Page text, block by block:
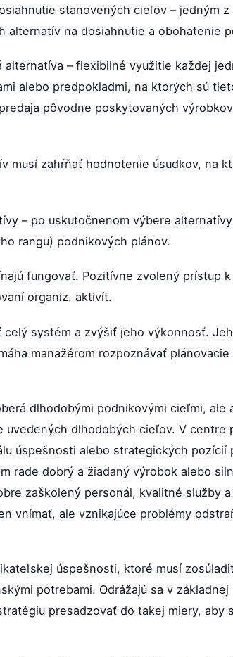
stanovených cieľov – jedným
alternatív na dosiahnutie a obohatenie
– flexibilné využitie každej
alebo predpokladmi, na ktorých sú
pôvodne poskytovaných
musí zahŕňať hodnotenie úsudkov, na
– po uskutočnenom výbere
rangu) podnikových plánov.
fungovať. Pozitívne zvolený prístup
organiz. aktivít.
celý systém a zvýšiť jeho výkonnosť.
manažérom rozpoznávať
dlhodobými podnikovými cieľmi, ale
dlhodobých cieľov. V centre
úspešnosti alebo strategických pozícií
rade dobrý a žiadaný výrobok alebo
zaškolený personál, kvalitné služby
vnímať, ale vznikajúce problémy
úspešnosti, ktoré musí
potrebami. Odrážajú sa v
presadzovať do takej miery, aby